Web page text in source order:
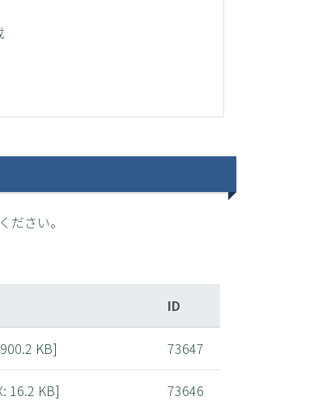
さい。
ID
KB] 73647
: 16.2 KB] 73646